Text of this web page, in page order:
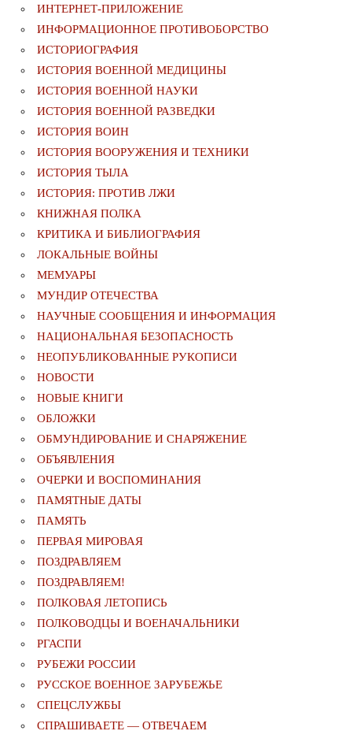
ИНТЕРНЕТ-ПРИЛОЖЕНИЕ
ИНФОРМАЦИОННОЕ ПРОТИВОБОРСТВО
ИСТОРИОГРАФИЯ
ИСТОРИЯ ВОЕННОЙ МЕДИЦИНЫ
ИСТОРИЯ ВОЕННОЙ НАУКИ
ИСТОРИЯ ВОЕННОЙ РАЗВЕДКИ
ИСТОРИЯ ВОИН
ИСТОРИЯ ВООРУЖЕНИЯ И ТЕХНИКИ
ИСТОРИЯ ТЫЛА
ИСТОРИЯ: ПРОТИВ ЛЖИ
КНИЖНАЯ ПОЛКА
КРИТИКА И БИБЛИОГРАФИЯ
ЛОКАЛЬНЫЕ ВОЙНЫ
МЕМУАРЫ
МУНДИР ОТЕЧЕСТВА
НАУЧНЫЕ СООБЩЕНИЯ И ИНФОРМАЦИЯ
НАЦИОНАЛЬНАЯ БЕЗОПАСНОСТЬ
НЕОПУБЛИКОВАННЫЕ РУКОПИСИ
НОВОСТИ
НОВЫЕ КНИГИ
ОБЛОЖКИ
ОБМУНДИРОВАНИЕ И СНАРЯЖЕНИЕ
ОБЪЯВЛЕНИЯ
ОЧЕРКИ И ВОСПОМИНАНИЯ
ПАМЯТНЫЕ ДАТЫ
ПАМЯТЬ
ПЕРВАЯ МИРОВАЯ
ПОЗДРАВЛЯЕМ
ПОЗДРАВЛЯЕМ!
ПОЛКОВАЯ ЛЕТОПИСЬ
ПОЛКОВОДЦЫ И ВОЕНАЧАЛЬНИКИ
РГАСПИ
РУБЕЖИ РОССИИ
РУССКОЕ ВОЕННОЕ ЗАРУБЕЖЬЕ
СПЕЦСЛУЖБЫ
СПРАШИВАЕТЕ — ОТВЕЧАЕМ